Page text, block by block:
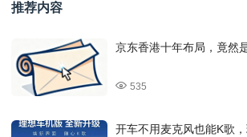
推荐内容
京东香港十年布局，竟然
535
开车不用麦克风也能K歌